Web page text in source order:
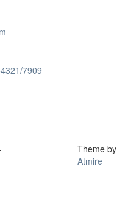
7909
Theme by
Atmire